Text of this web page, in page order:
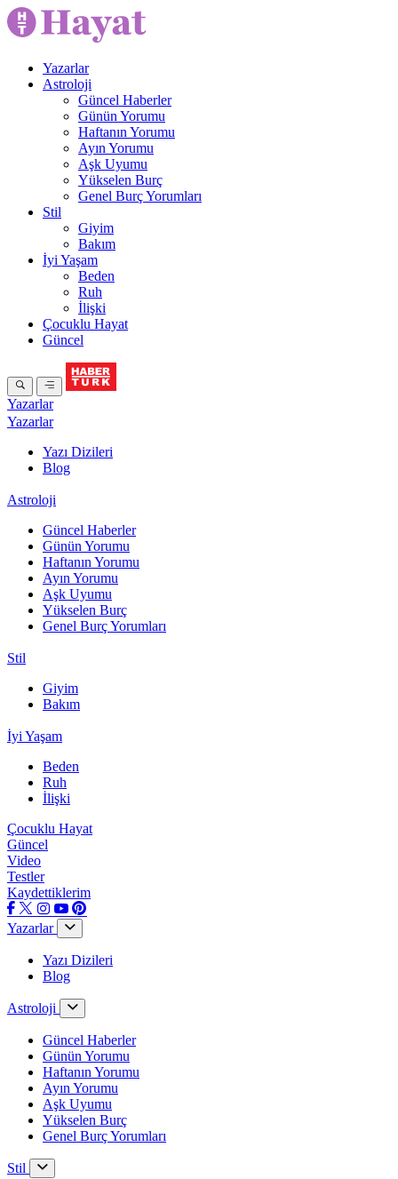
Yazarlar
Astroloji
Güncel Haberler
Günün Yorumu
Haftanın Yorumu
Ayın Yorumu
Aşk Uyumu
Yükselen Burç
Genel Burç Yorumları
Stil
Giyim
Bakım
İyi Yaşam
Beden
Ruh
İlişki
Çocuklu Hayat
Güncel
Yazarlar
Yazarlar
Yazı Dizileri
Blog
Astroloji
Güncel Haberler
Günün Yorumu
Haftanın Yorumu
Ayın Yorumu
Aşk Uyumu
Yükselen Burç
Genel Burç Yorumları
Stil
Giyim
Bakım
İyi Yaşam
Beden
Ruh
İlişki
Çocuklu Hayat
Güncel
Video
Testler
Kaydettiklerim
Yazarlar
Yazı Dizileri
Blog
Astroloji
Güncel Haberler
Günün Yorumu
Haftanın Yorumu
Ayın Yorumu
Aşk Uyumu
Yükselen Burç
Genel Burç Yorumları
Stil